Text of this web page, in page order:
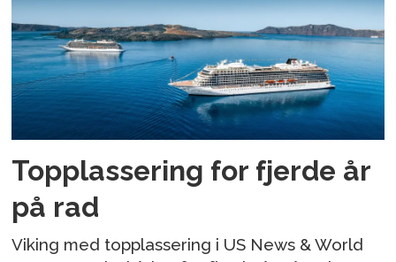
Topplassering for fjerde år
på rad
Viking med topplassering i US News & World